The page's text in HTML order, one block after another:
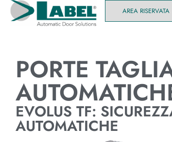
AREA RISERVATA
PORTE
EVOLUS TF:
AUTOMATICHE